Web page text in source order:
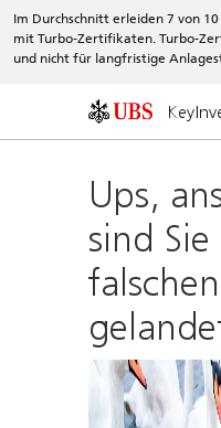
Im Durchschnitt erleiden 7 von
mit Turbo-Zertifikaten. Turbo-
und nicht für langfristige
Ups,
sind Sie